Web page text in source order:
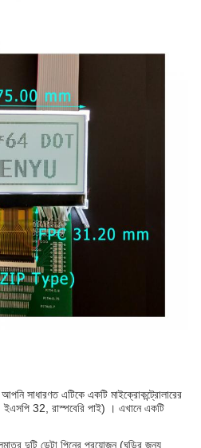
সাধারণত এটিকে একটি মাইক্রোকন্ট্রোলারের
32, রাস্পবেরি পাই) । এখানে একটি
দুটি ডেটা পিনের প্রয়োজন (ঘড়ির জন্য